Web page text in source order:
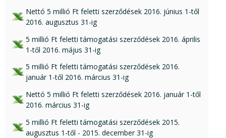
xls csatolmány:
Nettó 5 millió Ft feletti szerződések 2016. június 1-től
2016. augusztus 31-ig
xls csatolmány:
5 millió Ft feletti támogatási szerződések 2016. április
1-től 2016. május 31-ig
xls csatolmány:
5 millió Ft feletti támogatási szerződések 2016.
január 1-től 2016. március 31-ig
xls csatolmány:
Nettó 5 millió Ft feletti szerződések 2016. január 1-től
2016. március 31-ig
xls csatolmány:
5 millió Ft feletti támogatási szerződések 2015.
augusztus 1-től - 2015. december 31-ig